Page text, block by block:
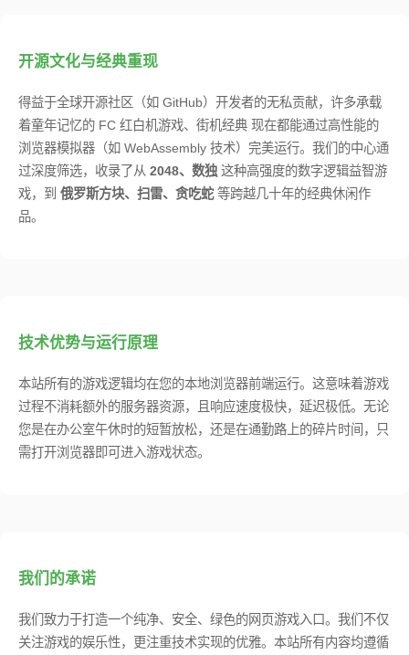
开源文化与经典重现
得益于全球开源社区（如 GitHub）开发者的无私贡献，许多承载
着童年记忆的 FC 红白机游戏、街机经典 现在都能通过高性能的
浏览器模拟器（如 WebAssembly 技术）完美运行。我们的中心通
过深度筛选，收录了从 2048、数独 这种高强度的数字逻辑益智游
戏，到 俄罗斯方块、扫雷、贪吃蛇等跨越几十年的经典休闲作
品。
技术优势与运行原理
本站所有的游戏逻辑均在您的本地浏览器前端运行。这意味着游戏
过程不消耗额外的服务器资源，且响应速度极快，延迟极低。无论
您是在办公室午休时的短暂放松，还是在通勤路上的碎片时间，只
需打开浏览器即可进入游戏状态。
我们的承诺
我们致力于打造一个纯净、安全、绿色的网页游戏入口。我们不仅
关注游戏的娱乐性，更注重技术实现的优雅。本站所有内容均遵循